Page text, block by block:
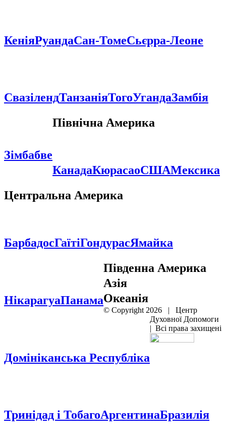
КеніяРуандаСан-ТомеСьєрра-Леоне
СвазілендТанзаніяТогоУгандаЗамбія
Зімбабве
Північна Америка
КанадаКюрасаоСШАМексика
Центральна Америка
БарбадосГаїтіГондурасЯмайка
НікарагуаПанама
Домініканська Республіка
Тринідад і Тобаго
Південна Америка
АргентинаБразилія
Азія
Океанія
© Copyright 2026 | Центр
Духовної Допомоги
| Всі права захищені